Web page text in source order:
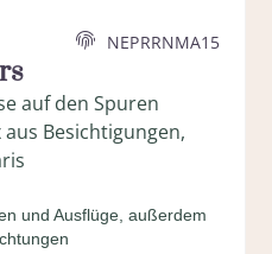
NEPRRNMA15
auf den Spuren
Besichtigungen,
und Ausflüge, außerdem